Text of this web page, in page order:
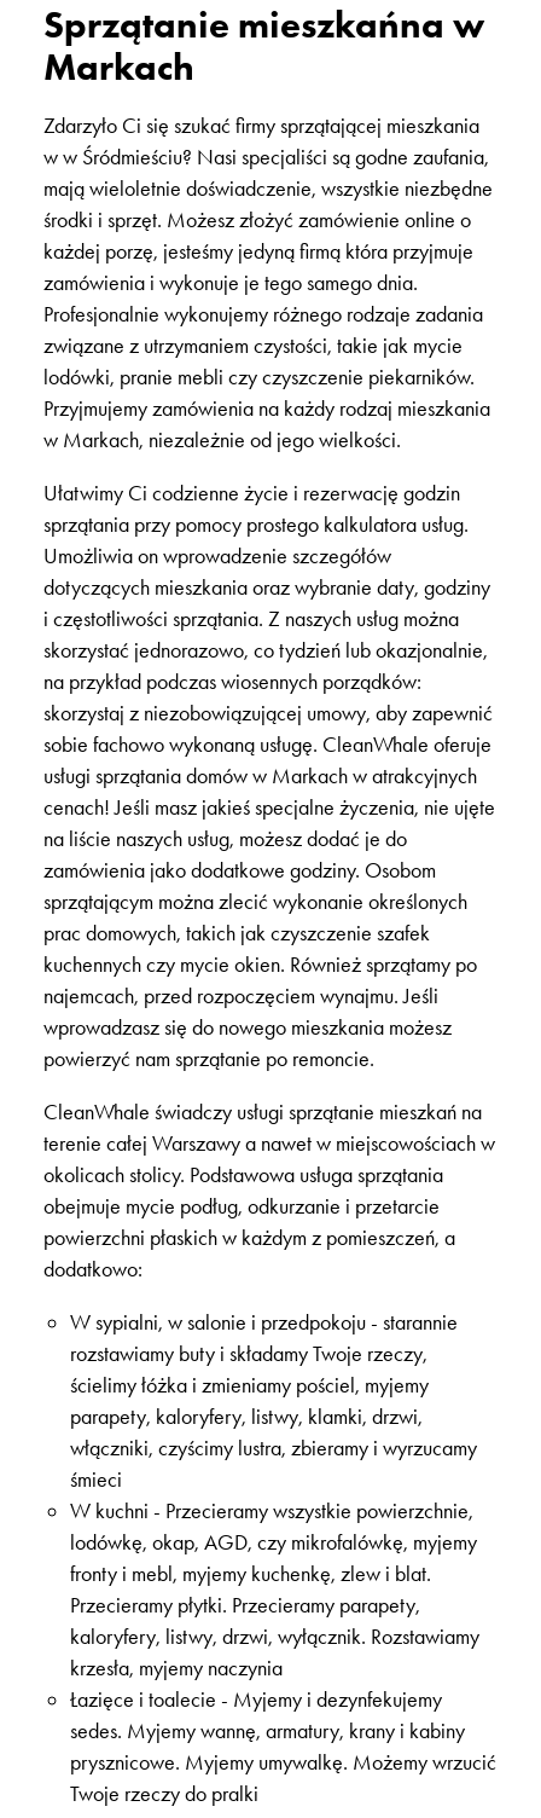
Sprzątanie mieszkańna w
Markach
Zdarzyło Ci się szukać firmy sprzątającej mieszkania
w w Śródmieściu? Nasi specjaliści są godne zaufania,
mają wieloletnie doświadczenie, wszystkie niezbędne
środki i sprzęt. Możesz złożyć zamówienie online o
każdej porzę, jesteśmy jedyną firmą która przyjmuje
zamówienia i wykonuje je tego samego dnia.
Profesjonalnie wykonujemy różnego rodzaje zadania
związane z utrzymaniem czystości, takie jak mycie
lodówki, pranie mebli czy czyszczenie piekarników.
Przyjmujemy zamówienia na każdy rodzaj mieszkania
w Markach, niezależnie od jego wielkości.
Ułatwimy Ci codzienne życie i rezerwację godzin
sprzątania przy pomocy prostego kalkulatora usług.
Umożliwia on wprowadzenie szczegółów
dotyczących mieszkania oraz wybranie daty, godziny
i częstotliwości sprzątania. Z naszych usług można
skorzystać jednorazowo, co tydzień lub okazjonalnie,
na przykład podczas wiosennych porządków:
skorzystaj z niezobowiązującej umowy, aby zapewnić
sobie fachowo wykonaną usługę. CleanWhale oferuje
usługi sprzątania domów w Markach w atrakcyjnych
cenach! Jeśli masz jakieś specjalne życzenia, nie ujęte
na liście naszych usług, możesz dodać je do
zamówienia jako dodatkowe godziny. Osobom
sprzątającym można zlecić wykonanie określonych
prac domowych, takich jak czyszczenie szafek
kuchennych czy mycie okien. Również sprzątamy po
najemcach, przed rozpoczęciem wynajmu. Jeśli
wprowadzasz się do nowego mieszkania możesz
powierzyć nam sprzątanie po remoncie.
CleanWhale świadczy usługi sprzątanie mieszkań na
terenie całej Warszawy a nawet w miejscowościach w
okolicach stolicy. Podstawowa usługa sprzątania
obejmuje mycie podług, odkurzanie i przetarcie
powierzchni płaskich w każdym z pomieszczeń, a
dodatkowo:
W sypialni, w salonie i przedpokoju - starannie
rozstawiamy buty i składamy Twoje rzeczy,
ścielimy łóżka i zmieniamy pościel, myjemy
parapety, kaloryfery, listwy, klamki, drzwi,
włączniki, czyścimy lustra, zbieramy i wyrzucamy
śmieci
W kuchni - Przecieramy wszystkie powierzchnie,
lodówkę, okap, AGD, czy mikrofalówkę, myjemy
fronty i mebl, myjemy kuchenkę, zlew i blat.
Przecieramy płytki. Przecieramy parapety,
kaloryfery, listwy, drzwi, wyłącznik. Rozstawiamy
krzesła, myjemy naczynia
Łazięce i toalecie - Myjemy i dezynfekujemy
sedes. Myjemy wannę, armatury, krany i kabiny
prysznicowe. Myjemy umywalkę. Możemy wrzucić
Twoje rzeczy do pralki